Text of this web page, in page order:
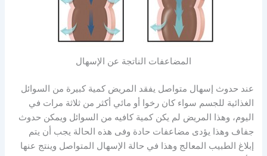
المضاعفات الناتجة عن الإسهال
عند حدوث إسهال متواصل يفقد المريض كمية كبيرة من السوائل
الغذائية للجسم سواء كان رخوا أو مائي أكثر من ثلاثة مرات في
اليوم، وهذا المريض لم يكن كمية كافيه من السوائل ويمكن حدوث
جفاف وهذا يؤدى مضاعفات حادة وفى هذه الحالة يجب أن يتم
إبلاغ الطبيب المعالج وهذا في حالة الإسهال المتواصل وينتج عنها